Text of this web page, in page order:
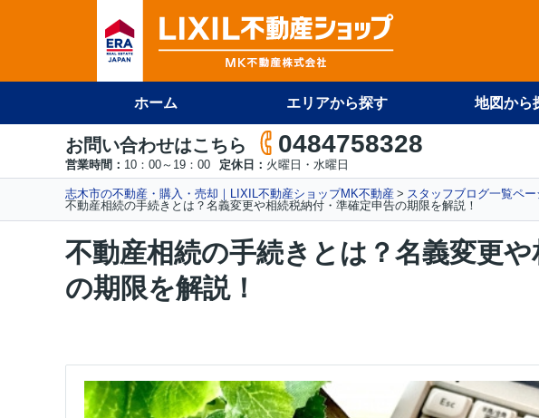
ホーム エリアから探す 地図から
お問い合わせはこちら 0484758328
営業時間： 10：00～19：00 定休日： 火曜日・水曜日
志木市の不動産・購入・売却｜LIXIL不動産ショップMK不動産 スタッフブログ一覧ペー
不動産相続の手続きとは？名義変更や相続税納付・準確定申告の期限を解説！
不動産相続の手続きとは？名義変更
の期限を解説！